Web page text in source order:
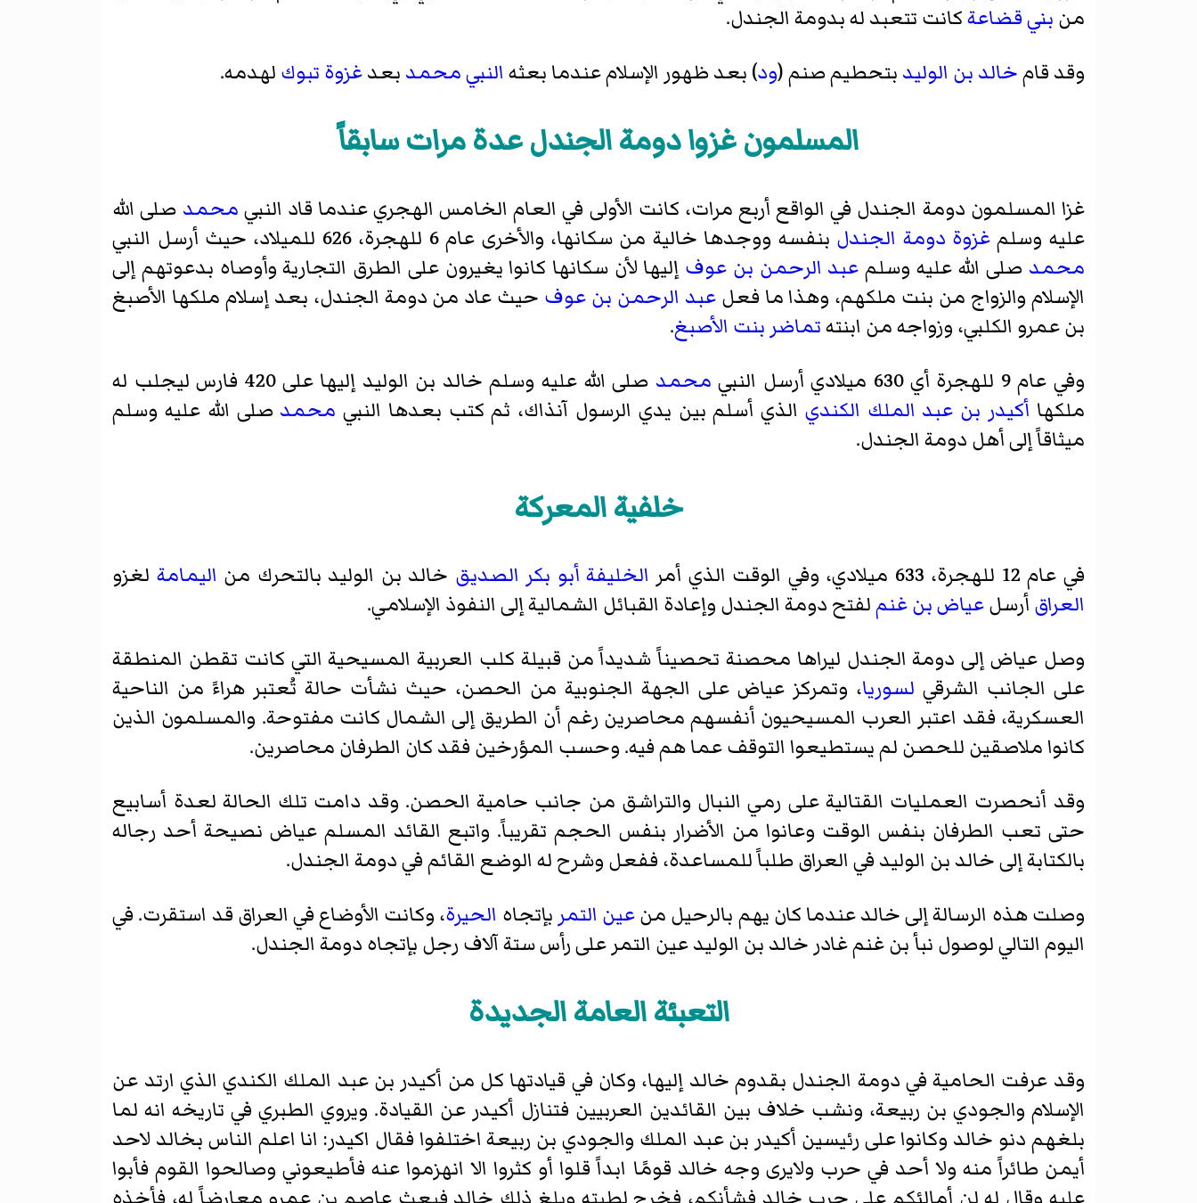
من بني قضاعةكانت تتعبد له بدومة الجندل.
وقد قامخالد بن الوليد بتحطيم صنم (ود) بعد ظهور الإسلام عندما بعثه النبي محمد بعدغزوة تبوك لهدمه.
المسلمون غزوا دومة الجندل عدة مرات سابقاً
غزا المسلمون دومة الجندل في الواقع أربع مرات، كانت الأولى في العام الخامس الهجري عندما قاد النبي محمد صلى الله
عليه وسلمغزوة دومة الجندل بنفسه ووجدها خالية من سكانها، والأخرى عام 6 للهجرة، 626 للميلاد، حيث أرسل النبي
محمد صلى الله عليه وسلم عبد الرحمن بن عوف إليها لأن سكانها كانوا يغيرون على الطرق التجارية وأوصاه بدعوتهم إلى
الإسلام والزواج من بنت ملكهم، وهذا ما فعلعبد الرحمن بن عوف حيث عاد من دومة الجندل، بعد إسلام ملكها الأصبغ
بن عمرو الكلبي، وزواجه من ابنتهتماضر بنت الأصبغ.
وفي عام 9 للهجرة أي 630 ميلادي أرسل النبي
محمد
صلى الله عليه وسلم خالد بن الوليد إليها على 420 فارس ليجلب له
ملكها أكيدر بن عبد الملك الكندي الذي أسلم بين يدي الرسول آنذاك، ثم كتب بعدها النبي محمد صلى الله عليه وسلم
ميثاقاً إلى أهل دومة الجندل.
خلفية المعركة
في عام 12 للهجرة، 633 ميلادي، وفي الوقت الذي أمر الخليفة أبو بكر الصديق خالد بن الوليد بالتحرك من اليمامة لغزو
العراق أرسلعياض بن غنملفتح دومة الجندل وإعادة القبائل الشمالية إلى النفوذ الإسلامي.
وصل عياض إلى دومة الجندل ليراها محصنة تحصيناً شديداً من قبيلة كلب العربية المسيحية التي كانت تقطن المنطقة
على الجانب الشرقي لسوريا، وتمركز عياض على الجهة الجنوبية من الحصن، حيث نشأت حالة تُعتبر هراءً من الناحية
العسكرية، فقد اعتبر العرب المسيحيون أنفسهم محاصرين رغم أن الطريق إلى الشمال كانت مفتوحة. والمسلمون الذين
كانوا ملاصقين للحصن لم يستطيعوا التوقف عما هم فيه. وحسب المؤرخين فقد كان الطرفان محاصرين.
وقد أنحصرت العمليات القتالية على رمي النبال والتراشق من جانب حامية الحصن. وقد دامت تلك الحالة لعدة أسابيع
حتى تعب الطرفان بنفس الوقت وعانوا من الأضرار بنفس الحجم تقريباً. واتبع القائد المسلم عياض نصيحة أحد رجاله
بالكتابة إلى خالد بن الوليد في العراق طلباً للمساعدة، ففعل وشرح له الوضع القائم في دومة الجندل.
وصلت هذه الرسالة إلى خالد عندما كان يهم بالرحيل منعين التمر بإتجاه الحيرة، وكانت الأوضاع في العراق قد استقرت. في
اليوم التالي لوصول نبأ بن غنم غادر خالد بن الوليد عين التمر على رأس ستة آلاف رجل بإتجاه دومة الجندل.
التعبئة العامة الجديدة
وقد عرفت الحامية في دومة الجندل بقدوم خالد إليها، وكان في قيادتها كل من أكيدر بن عبد الملك الكندي الذي ارتد عن
الإسلام والجودي بن ربيعة، ونشب خلاف بين القائدين العربيين فتنازل أكيدر عن القيادة. ويروي الطبري في تاريخه انه لما
بلغهم دنو خالد وكانوا على رئيسين أكيدر بن عبد الملك والجودي بن ربيعة اختلفوا فقال اكيدر: انا اعلم الناس بخالد لاحد
أيمن طائراً منه ولا أحد في حرب ولايرى وجه خالد قومًا ابداً قلوا أو كثروا الا انهزموا عنه فأطيعوني وصالحوا القوم فأبوا